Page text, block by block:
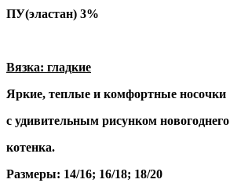
ПУ(эластан) 3%
Вязка: гладкие
Яркие, теплые и комфортные носочки
с удивительным рисунком новогоднего
котенка.
Размеры: 14/16; 16/18; 18/20